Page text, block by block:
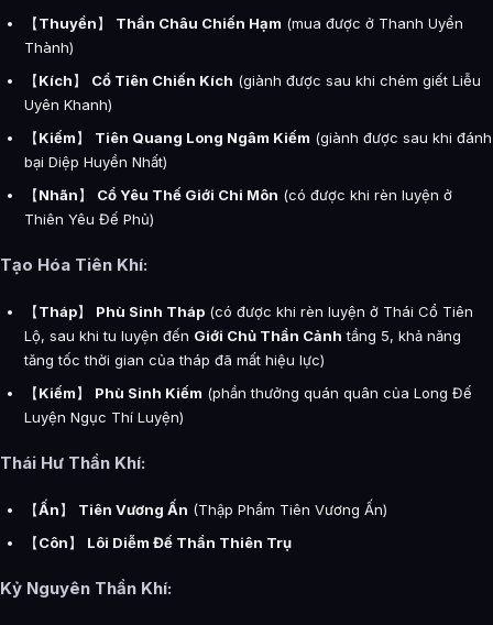
【Thuyền】 Thần Châu Chiến Hạm (mua được ở Thanh Uyển
Thành)
【Kích】 Cổ Tiên Chiến Kích (giành được sau khi chém giết Liễu
Uyên Khanh)
【Kiếm】 Tiên Quang Long Ngâm Kiếm (giành được sau khi đánh
bại Diệp Huyền Nhất)
【Nhãn】 Cổ Yêu Thế Giới Chi Môn (có được khi rèn luyện ở
Thiên Yêu Đế Phủ)
Tạo Hóa Tiên Khí:
【Tháp】 Phù Sinh Tháp (có được khi rèn luyện ở Thái Cổ Tiên
Lộ, sau khi tu luyện đến Giới Chủ Thần Cảnh tầng 5, khả năng
tăng tốc thời gian của tháp đã mất hiệu lực)
【Kiếm】 Phù Sinh Kiếm (phần thưởng quán quân của Long Đế
Luyện Ngục Thí Luyện)
Thái Hư Thần Khí:
【Ấn】 Tiên Vương Ấn (Thập Phẩm Tiên Vương Ấn)
【Côn】 Lôi Diễm Đế Thần Thiên Trụ
Kỷ Nguyên Thần Khí: